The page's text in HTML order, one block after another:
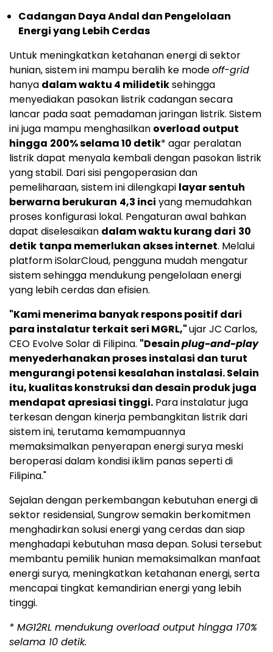
Cadangan Daya Andal dan Pengelolaan
Energi yang Lebih Cerdas
Untuk meningkatkan ketahanan energi di sektor
hunian, sistem ini mampu beralih ke modeoff-grid
hanya dalam waktu 4 milidetiksehingga
menyediakan pasokan listrik cadangan secara
lancar pada saat pemadaman jaringan listrik. Sistem
ini juga mampu menghasilkan overload output
hingga 200% selama 10 detik* agar peralatan
listrik dapat menyala kembali dengan pasokan listrik
yang stabil. Dari sisi pengoperasian dan
pemeliharaan, sistem ini dilengkapi layar sentuh
berwarna berukuran 4,3 inci yang memudahkan
proses konfigurasi lokal. Pengaturan awal bahkan
dapat diselesaikan dalam waktu kurang dari 30
detik tanpa memerlukan akses internet. Melalui
platform iSolarCloud, pengguna mudah mengatur
sistem sehingga mendukung pengelolaan energi
yang lebih cerdas dan efisien.
"Kami menerima banyak respons positif dari
para instalatur terkait seri MGRL,"ujar JC Carlos,
CEO Evolve Solar di Filipina. "Desainplug-and-play
menyederhanakan proses instalasi dan turut
mengurangi potensi kesalahan instalasi. Selain
itu, kualitas konstruksi dan desain produk juga
mendapat apresiasi tinggi. Para instalatur juga
terkesan dengan kinerja pembangkitan listrik dari
sistem ini, terutama kemampuannya
memaksimalkan penyerapan energi surya meski
beroperasi dalam kondisi iklim panas seperti di
Filipina."
Sejalan dengan perkembangan kebutuhan energi di
sektor residensial, Sungrow semakin berkomitmen
menghadirkan solusi energi yang cerdas dan siap
menghadapi kebutuhan masa depan. Solusi tersebut
membantu pemilik hunian memaksimalkan manfaat
energi surya, meningkatkan ketahanan energi, serta
mencapai tingkat kemandirian energi yang lebih
tinggi.
* MG12RL mendukung overload output hingga 170%
selama 10 detik.